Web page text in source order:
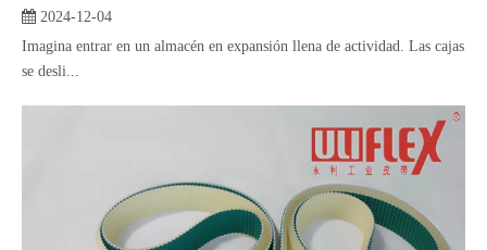
2024-12-04
Imagina entrar en un almacén en expansión llena de actividad. Las cajas
se desli...